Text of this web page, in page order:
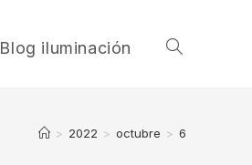
Blog iluminación Alternar
búsqueda
> 2022 > octubre > 6